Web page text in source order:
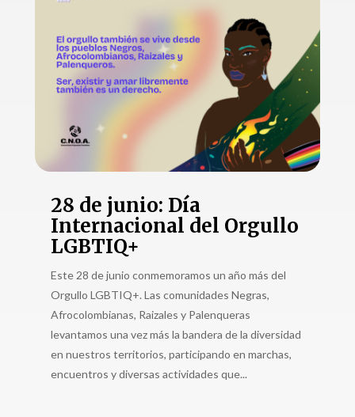
28 de junio: Día
Internacional del Orgullo
LGBTIQ+
Este 28 de junio conmemoramos un año más del
Orgullo LGBTIQ+. Las comunidades Negras,
Afrocolombianas, Raizales y Palenqueras
levantamos una vez más la bandera de la diversidad
en nuestros territorios, participando en marchas,
encuentros y diversas actividades que...